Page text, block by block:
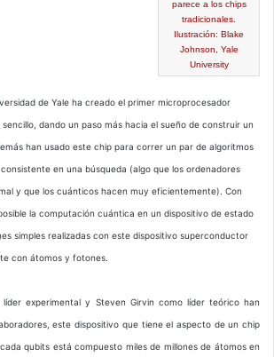
parece a los chips
tradicionales.
Ilustración: Blake
Johnson, Yale
University
de Yale ha creado el primer microprocesador
dando un paso más hacia el sueño de construir un
han usado este chip para correr un par de algoritmos
en una búsqueda (algo que los ordenadores
y que los cuánticos hacen muy eficientemente). Con
la computación cuántica en un dispositivo de estado
simples realizadas con este dispositivo superconductor
con átomos y fotones.
líder experimental y Steven Girvin como líder teórico han
este dispositivo que tiene el aspecto de un chip
qubits está compuesto miles de millones de átomos en